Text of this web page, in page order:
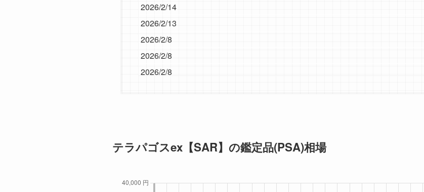
2026/2/14
2026/2/13
2026/2/8
2026/2/8
2026/2/8
2026/2/4
2026/2/2
テラパゴスex【SAR】の鑑定品(PSA)相場